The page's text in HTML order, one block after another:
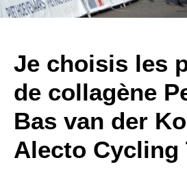
Je choisis les
de collagène
Bas van der
Alecto Cycling